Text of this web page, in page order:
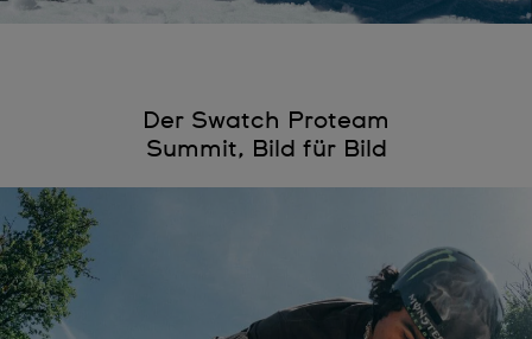
Der Swatch Proteam
Summit, Bild für Bild